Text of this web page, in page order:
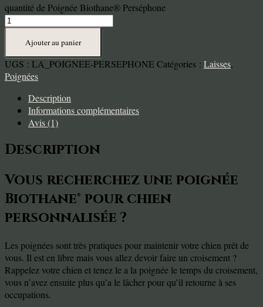
quantité de Poignée Biothane® Perséphone
Ajouter au panier
UGS : LA_POIGNEE-PERSEPHONE Catégories : Laisses,
Poignées
Description
Informations complémentaires
Avis (1)
Description
Vous recherchez une poignée
Biothane® pour chien
personnalisée ?
Les poignées sont très pratiques pour maintenir votre chien prêt de
vous. Il est en libre mais vous allez devoir faire un croisement ?
Rappelez votre chien et tenez le a la poignée le temps du croisement,
vous n’avez ensuite plus qu’a le lâcher pour qu’il retourne à ses
occupations.